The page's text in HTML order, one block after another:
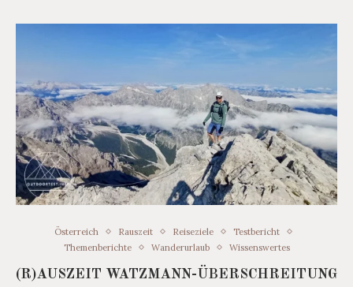
Österreich Rauszeit Reiseziele
Testbericht
Themenberichte
Wanderurlaub Wissenswertes
(R)AUSZEIT WATZMANN-ÜBERSCHREITUNG